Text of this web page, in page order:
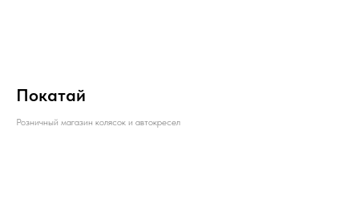
Покатай
Розничный магазин колясок и автокресел